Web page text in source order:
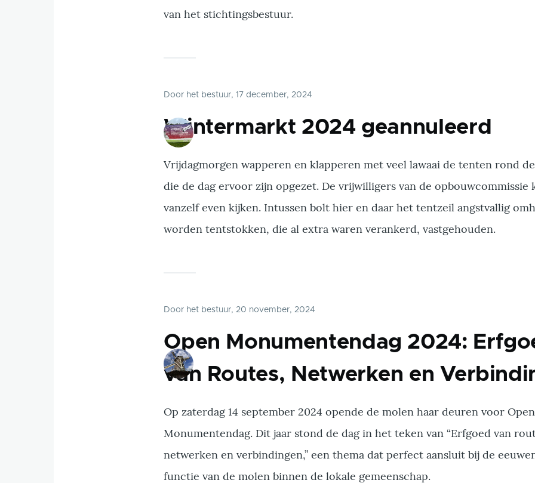
van het stichtingsbestuur.
Door het bestuur, 17 december, 2024
Wintermarkt 2024 geannuleerd
Vrijdagmorgen wapperen en klapperen met veel lawaai de tenten rond
die de dag ervoor zijn opgezet. De vrijwilligers van de opbouwcommissie
vanzelf even kijken. Intussen bolt hier en daar het tentzeil angstvallig
worden tentstokken, die al extra waren verankerd, vastgehouden.
Door het bestuur, 20 november, 2024
Open Monumentendag 2024:
van Routes, Netwerken en
Op zaterdag 14 september 2024 opende de molen haar deuren voor Open
Monumentendag. Dit jaar stond de dag in het teken van “Erfgoed van
netwerken en verbindingen,” een thema dat perfect aansluit bij de
functie van de molen binnen de lokale gemeenschap.